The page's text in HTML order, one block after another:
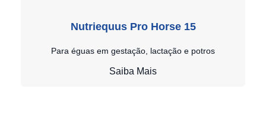
Nutriequus Pro Horse 15
Para éguas em gestação, lactação e potros
Saiba Mais